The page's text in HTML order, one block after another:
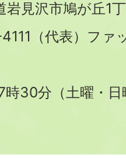
見沢市鳩が丘1
（代表）フ
時30分（土曜・